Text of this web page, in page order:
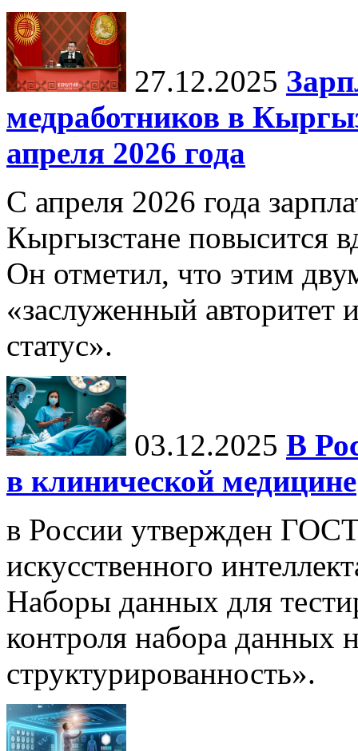
27.12.2025
медработников в
апреля 2026 года
С апреля 2026 года
Кыргызстане повысится
Он отметил, что этим
«заслуженный
статус».
03.12.2025 В
в клинической медицине
в России утвержден
искусственного
Наборы данных для
контроля набора данных
структурированность».